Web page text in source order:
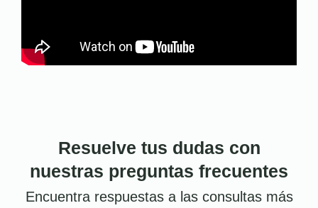
Resuelve tus dudas con
nuestras preguntas frecuentes
Encuentra respuestas a las consultas más